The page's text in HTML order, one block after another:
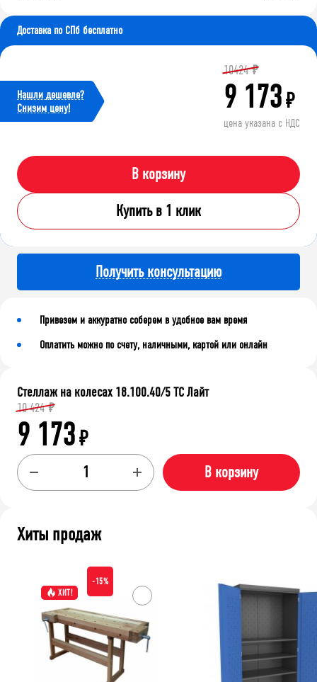
Доставка по СПб бесплатно
Нашли дешевле?
Cнизим цену!
10424 ₽
9 173₽
цена указана с НДС
В корзину
Купить в 1 клик
Получить консультацию
Привезем и аккуратно соберем в удобное вам время
Оплатить можно по счету, наличными, картой или онлайн
Стеллаж на колесах 18.100.40/5 ТС Лайт
10 424 ₽
9 173₽
В корзину
Хиты продаж
ХИТ!
-15%